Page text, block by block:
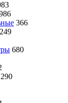
366
680
290